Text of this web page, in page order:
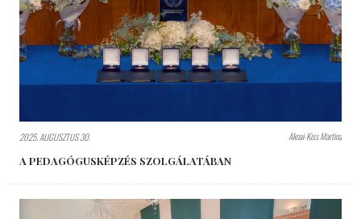
2025. AUGUSZTUS 30. Aknai-Kiss Martina
A PEDAGÓGUSKÉPZÉS SZOLGÁLATÁBAN